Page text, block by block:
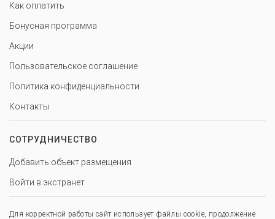
Как оплатить
Бонусная программа
Акции
Пользовательское соглашение
Политика конфиденциальности
Контакты
СОТРУДНИЧЕСТВО
Добавить объект размещения
Войти в экстранет
Для корректной работы сайт использует файлы cookie, продолжение